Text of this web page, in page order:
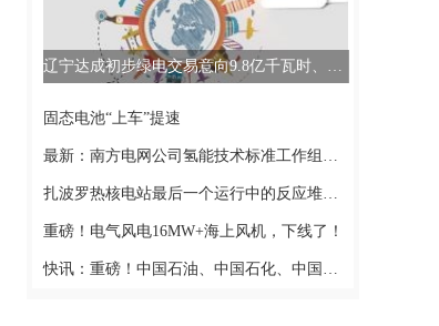
辽宁达成初步绿电交易意向9.8亿千瓦时、绿证交易意向7000张
固态电池“上车”提速
最新：南方电网公司氢能技术标准工作组成立
扎波罗热核电站最后一个运行中的反应堆已进入“冷停堆”状态
重磅！电气风电16MW+海上风机，下线了！
快讯：重磅！中国石油、中国石化、中国海油人事调整